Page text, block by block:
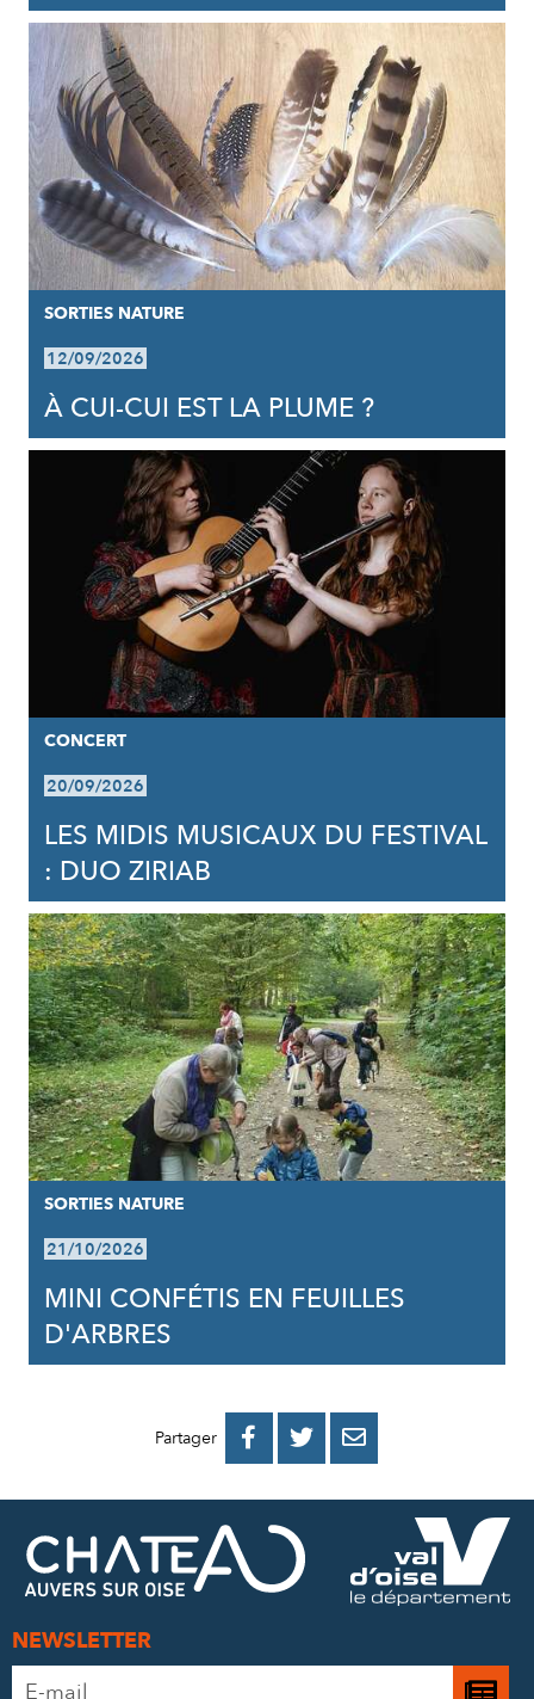
SORTIES NATURE
12/09/2026
À CUI-CUI EST LA PLUME ?
CONCERT
20/09/2026
LES MIDIS MUSICAUX DU FESTIVAL
: DUO ZIRIAB
SORTIES NATURE
21/10/2026
MINI CONFÉTIS EN FEUILLES
D'ARBRES
Partager 
PARTAGER
FACEBOOK
PARTAGER
PARTAGER
MAIL
NEWSLETTER
Adresse
Je